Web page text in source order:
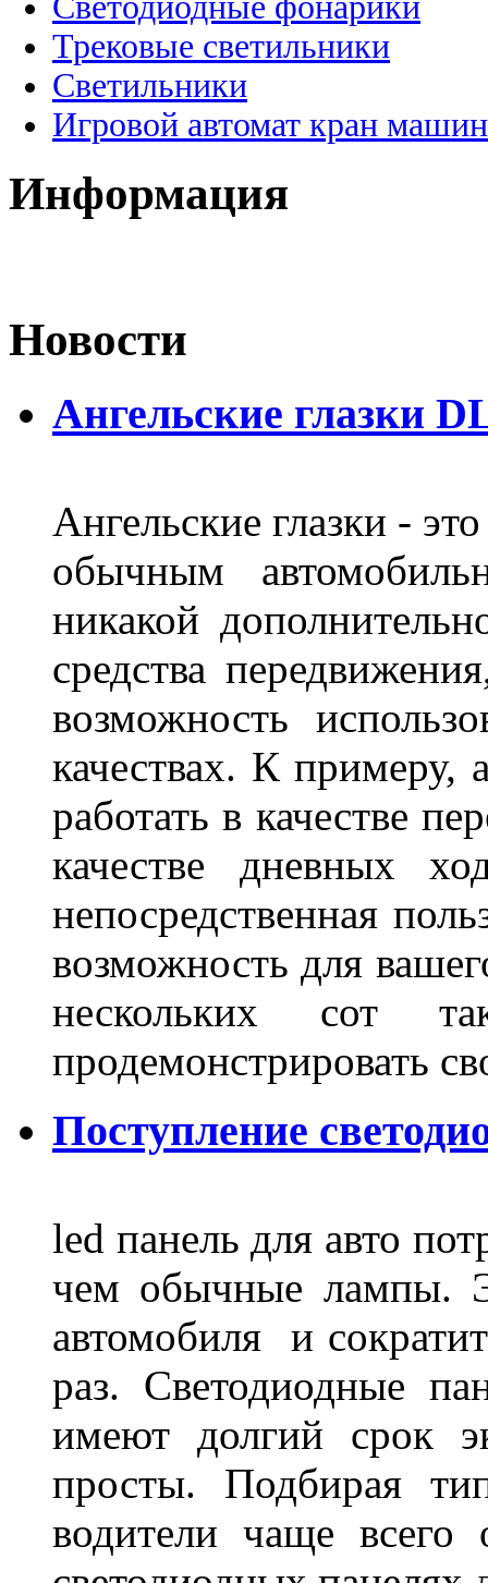
Трековые светильники
Светильники
Игровой автомат кран
Информация
Новости
Ангельские глазки
Ангельские глазки -
обычным
никакой
средства
возможность
качествах. К примеру,
работать в качестве
качестве дневных
непосредственная
возможность для
нескольких
продемонстрировать
Поступление
led панель для авто
чем обычные лампы.
автомобиля и
раз. Светодиодные
имеют долгий срок
просты. Подбирая
водители чаще всего